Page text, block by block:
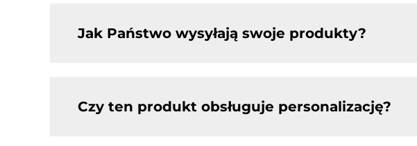
Jak Państwo wysyłają swoje produkty?
Czy ten produkt obsługuje personalizację?